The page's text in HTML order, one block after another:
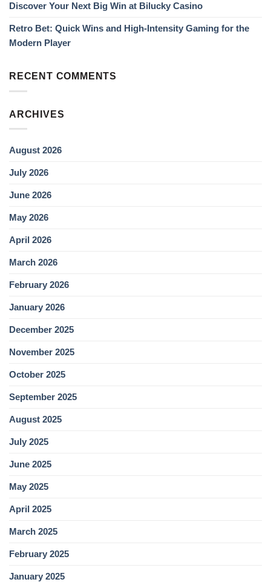
Discover Your Next Big Win at Bilucky Casino
Retro Bet: Quick Wins and High‑Intensity Gaming for the
Modern Player
RECENT COMMENTS
ARCHIVES
August 2026
July 2026
June 2026
May 2026
April 2026
March 2026
February 2026
January 2026
December 2025
November 2025
October 2025
September 2025
August 2025
July 2025
June 2025
May 2025
April 2025
March 2025
February 2025
January 2025